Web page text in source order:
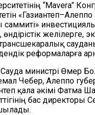
“Mavera”
«Газиантеп–Алеппо
саммиті»
өндірістік желілерге,
реформаларға
министрі Өмер
Чебер, Алеппо
қала әкімі Фатма
бас директоры